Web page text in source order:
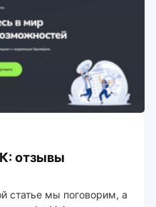
отзывы
статье мы поговорим, а